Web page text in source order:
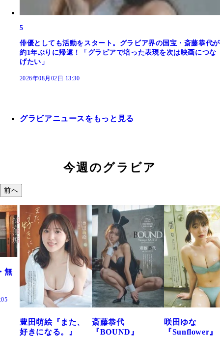
5
俳優としても活動をスタート。グラビア界の国宝・斎藤恭代が
約1年ぶりに帰還！「グラビアで培った表現を次は映画につな
げたい」
2026年08月02日 13:30
グラビアニュースをもっと見る
今週のグラビア
前へ
斎藤恭代
『BOUND』
咲田ゆな
『Sunflower』
藤水咲桜『花
だまり』